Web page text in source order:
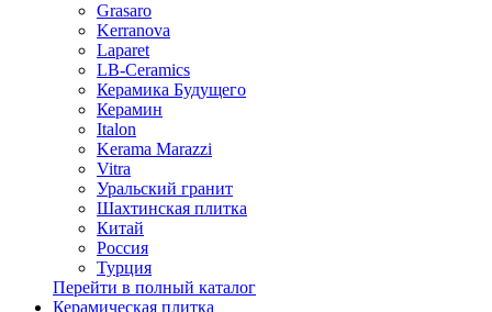
Grasaro
Kerranova
Laparet
LB-Ceramics
Керамика Будущего
Керамин
Italon
Kerama Marazzi
Vitra
Уральский гранит
Шахтинская плитка
Китай
Россия
Турция
Перейти в полный каталог
Керамическая плитка